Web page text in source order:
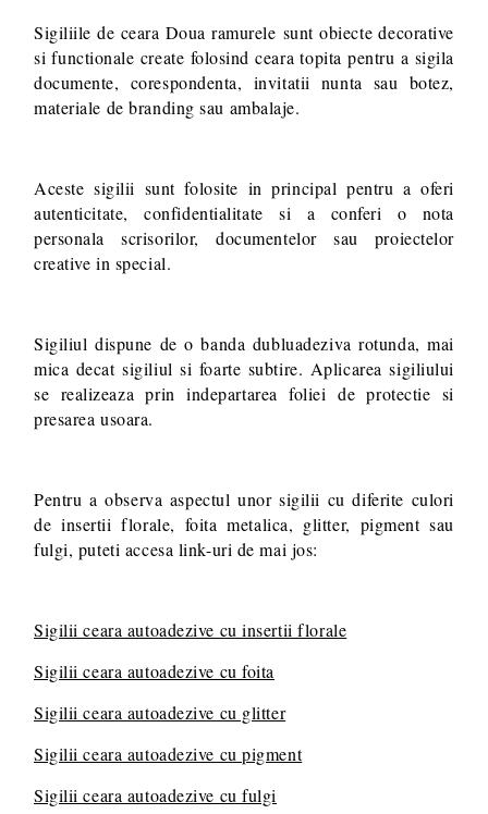
Sigiliile de ceara Doua ramurele sunt obiecte decorative
si functionale create folosind ceara topita pentru a sigila
documente, corespondenta, invitatii nunta sau botez,
materiale de branding sau ambalaje.
Aceste sigilii sunt folosite in principal pentru a oferi
autenticitate, confidentialitate si a conferi o nota
personala scrisorilor, documentelor sau proiectelor
creative in special.
Sigiliul dispune de o banda dubluadeziva rotunda, mai
mica decat sigiliul si foarte subtire. Aplicarea sigiliului
se realizeaza prin indepartarea foliei de protectie si
presarea usoara.
Pentru a observa aspectul unor sigilii cu diferite culori
de insertii florale, foita metalica, glitter, pigment sau
fulgi, puteti accesa link-uri de mai jos:
Sigilii ceara autoadezive cu insertii florale
Sigilii ceara autoadezive cu foita
Sigilii ceara autoadezive cu glitter
Sigilii ceara autoadezive cu pigment
Sigilii ceara autoadezive cu fulgi